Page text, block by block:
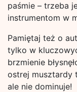
paśmie – trzeba
instrumentom w
Pamiętaj też o
tylko w
brzmienie
ostrej musztardy
ale nie dominuje!